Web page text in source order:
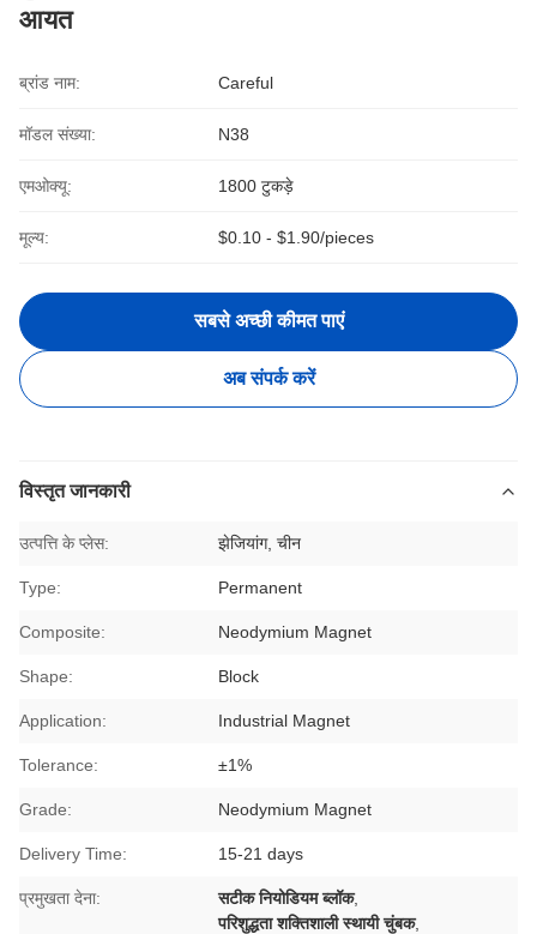
आयत
ब्रांड नाम: Careful
मॉडल संख्या: N38
एमओक्यू: 1800 टुकड़े
मूल्य: $0.10 - $1.90/pieces
सबसे अच्छी कीमत पाएं
अब संपर्क करें
विस्तृत जानकारी
उत्पत्ति के प्लेस: झेजियांग, चीन
Type: Permanent
Composite: Neodymium Magnet
Shape: Block
Application: Industrial Magnet
Tolerance: ±1%
Grade: Neodymium Magnet
Delivery Time: 15-21 days
प्रमुखता देना: सटीक नियोडियम ब्लॉक,
परिशुद्धता शक्तिशाली स्थायी चुंबक,